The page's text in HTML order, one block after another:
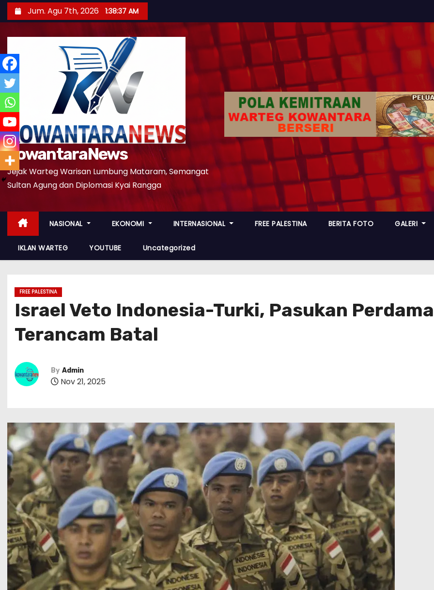
k
t
o
n
e
t
Jum. Agu 7th, 2026 1:38:38 AM
KowantaraNews
Jejak Warteg Warisan Lumbung Mataram, Semangat
Sultan Agung dan Diplomasi Kyai Rangga
NASIONAL EKONOMI INTERNASIONAL FREE PALESTINA BERITA FOTO GALERI
IKLAN WARTEG YOUTUBE Uncategorized
FREE PALESTINA
Israel Veto Indonesia-Turki, Pasukan
Terancam Batal
By Admin
Nov 21, 2025